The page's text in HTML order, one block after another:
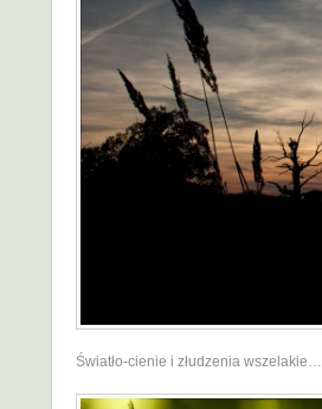
Światło-cienie i złudzenia wszelakie…